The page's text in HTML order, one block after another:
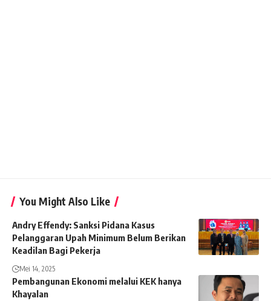
You Might Also Like
Andry Effendy: Sanksi Pidana Kasus
Pelanggaran Upah Minimum Belum Berikan
Keadilan Bagi Pekerja
Mei 14, 2025
Pembangunan Ekonomi melalui KEK hanya
Khayalan